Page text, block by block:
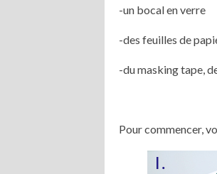
-un bocal en verre
-des feuilles de
-du masking tape,
Pour commencer,